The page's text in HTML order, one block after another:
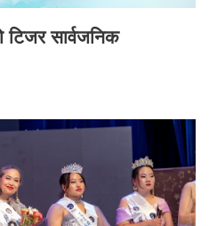
टिजर सार्वजनिक